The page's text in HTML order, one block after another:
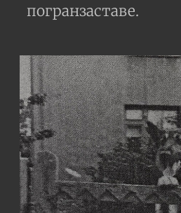
погранзаставе.